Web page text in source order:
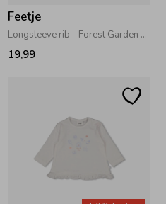
Feetje
Longsleeve rib - Forest Garden Roze
19,99